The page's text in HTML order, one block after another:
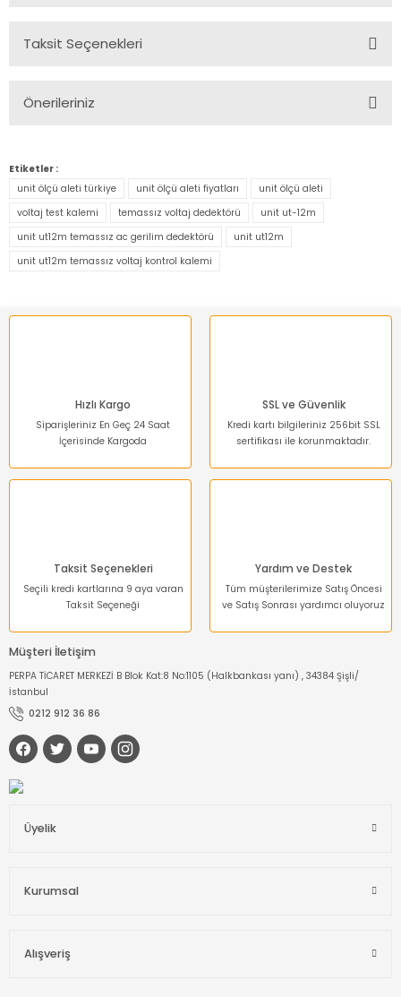
Taksit Seçenekleri
Önerileriniz
konularda yetersiz gördüğünüz noktaları öneri formunu
kullanarak tarafımıza iletebilirsiniz.
Görüş ve önerileriniz için teşekkür ederiz.
Ürün resmi kalitesiz, bozuk veya görüntülenemiyor.
Ürün açıklamasında eksik bilgiler bulunuyor.
Ürün fiyatı diğer sitelerden daha pahalı.
Gönder
Etiketler :
unit ölçü aleti türkiye
unit ölçü aleti fiyatları
unit ölçü aleti
voltaj test kalemi
temassız voltaj dedektörü
unit ut-12m
unit ut12m temassız ac gerilim dedektörü
unit ut12m
unit ut12m temassız voltaj kontrol kalemi
Hızlı Kargo
Siparişleriniz En Geç 24 Saat
İçerisinde Kargoda
SSL ve Güvenlik
Kredi kartı bilgileriniz 256bit SSL
sertifikası ile korunmaktadır.
Taksit Seçenekleri
Seçili kredi kartlarına 9 aya varan
Taksit Seçeneği
Yardım ve Destek
Tüm müşterilerimize Satış Öncesi
ve Satış Sonrası yardımcı oluyoruz
Müşteri İletişim
PERPA TİCARET MERKEZİ B Blok Kat:8 No:1105 (Halkbankası yanı) , 34384 Şişli/
İstanbul
0212 912 36 86
Üyelik
Kurumsal
Alışveriş